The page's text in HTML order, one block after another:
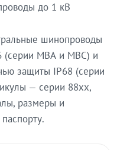
до 1 кВ
шинопроводы
(серии МВА и МВС) и
защиты IP68 (серии
— серии 88xx,
размеры и